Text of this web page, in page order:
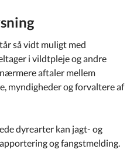
så vidt muligt med
i vildtpleje og andre
aftaler mellem
myndigheder og forvaltere af
dyrearter kan jagt- og
og fangstmelding.